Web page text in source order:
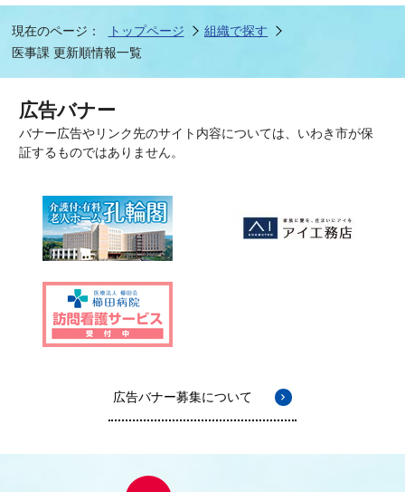
現在のページ： トップページ
組織で探す
医事課 更新順情報一覧
広告バナー
バナー広告やリンク先のサイト内容については、いわき市が保
証するものではありません。
広告バナー募集について